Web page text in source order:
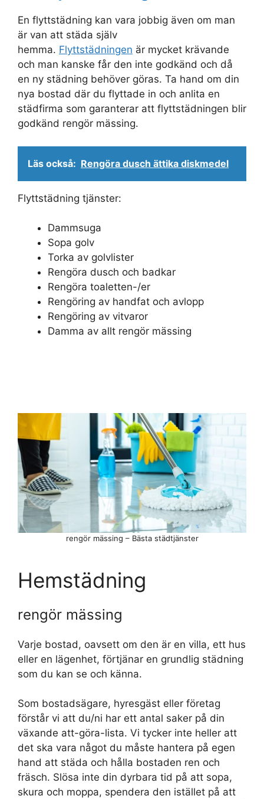
En flyttstädning kan vara jobbig även om man
är van att städa själv
hemma. Flyttstädningen är mycket krävande
och man kanske får den inte godkänd och då
en ny städning behöver göras. Ta hand om din
nya bostad där du flyttade in och anlita en
städfirma som garanterar att flyttstädningen blir
godkänd rengör mässing.
Läs också: Rengöra dusch ättika diskmedel
Flyttstädning tjänster:
Dammsuga
Sopa golv
Torka av golvlister
Rengöra dusch och badkar
Rengöra toaletten-/er
Rengöring av handfat och avlopp
Rengöring av vitvaror
Damma av allt rengör mässing
rengör mässing – Bästa städtjänster
Hemstädning
rengör mässing
Varje bostad, oavsett om den är en villa, ett hus
eller en lägenhet, förtjänar en grundlig städning
som du kan se och känna.
Som bostadsägare, hyresgäst eller företag
förstår vi att du/ni har ett antal saker på din
växande att-göra-lista. Vi tycker inte heller att
det ska vara något du måste hantera på egen
hand att städa och hålla bostaden ren och
fräsch. Slösa inte din dyrbara tid på att sopa,
skura och moppa, spendera den istället på att